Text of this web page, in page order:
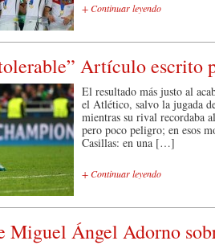
+ Continuar leyendo
Artículo escrito
El resultado más justo al
el Atlético, salvo la jugada
mientras su rival recordaba
pero poco peligro; en esos
Casillas: en una […]
+ Continuar leyendo
Miguel Ángel Adorno